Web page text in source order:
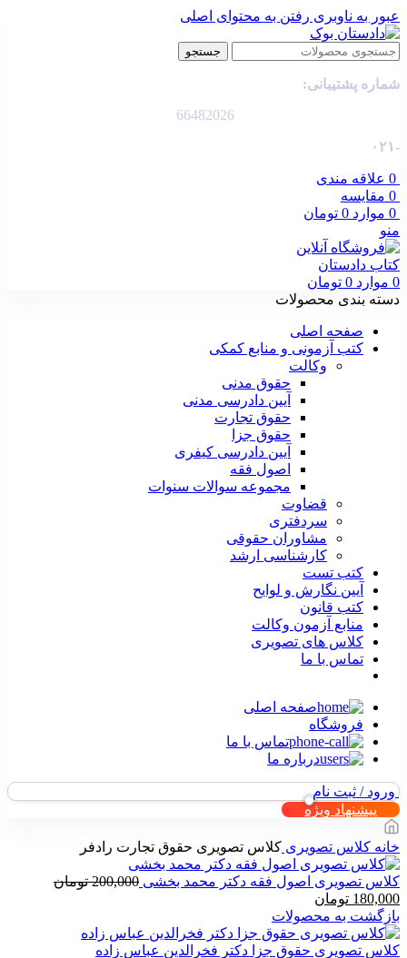
عبور به ناوبری رفتن به محتوای اصلی
جستجو
شماره پشتیبانی:
66482026
-۰۲۱
0 علاقه مندی
0 مقایسه
0 موارد 0 تومان
منو
0 موارد 0 تومان
دسته بندی محصولات
صفحه اصلی
کتب آزمونی و منابع کمکی
وکالت
حقوق مدنی
آیین دادرسی مدنی
حقوق تجارت
حقوق جزا
آیین دادرسی کیفری
اصول فقه
مجموعه سوالات سنوات
قضاوت
سردفتری
مشاوران حقوقی
کارشناسی ارشد
کتب تست
آیین نگارش و لوایح
کتب قانون
منابع آزمون وکالت
کلاس های تصویری
تماس با ما
صفحه اصلی
فروشگاه
تماس با ما
درباره ما
ورود / ثبت نام
پیشنهاد ویژه
خانه کلاس تصویری کلاس تصویری حقوق تجارت رادفر
کلاس تصویری اصول فقه دکتر محمد بخشی 200,000 تومان
قیمت
اصلی
200,000 تومان
بود.
180,000 تومان
فعلی
180,000 تومان
است.
بازگشت به محصولات
کلاس تصویری حقوق جزا دکتر فخرالدین عباس زاده